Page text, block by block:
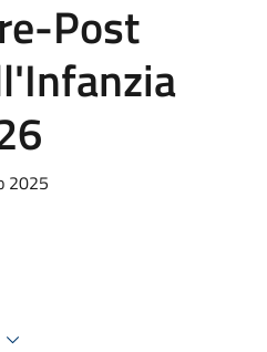
Post
2025